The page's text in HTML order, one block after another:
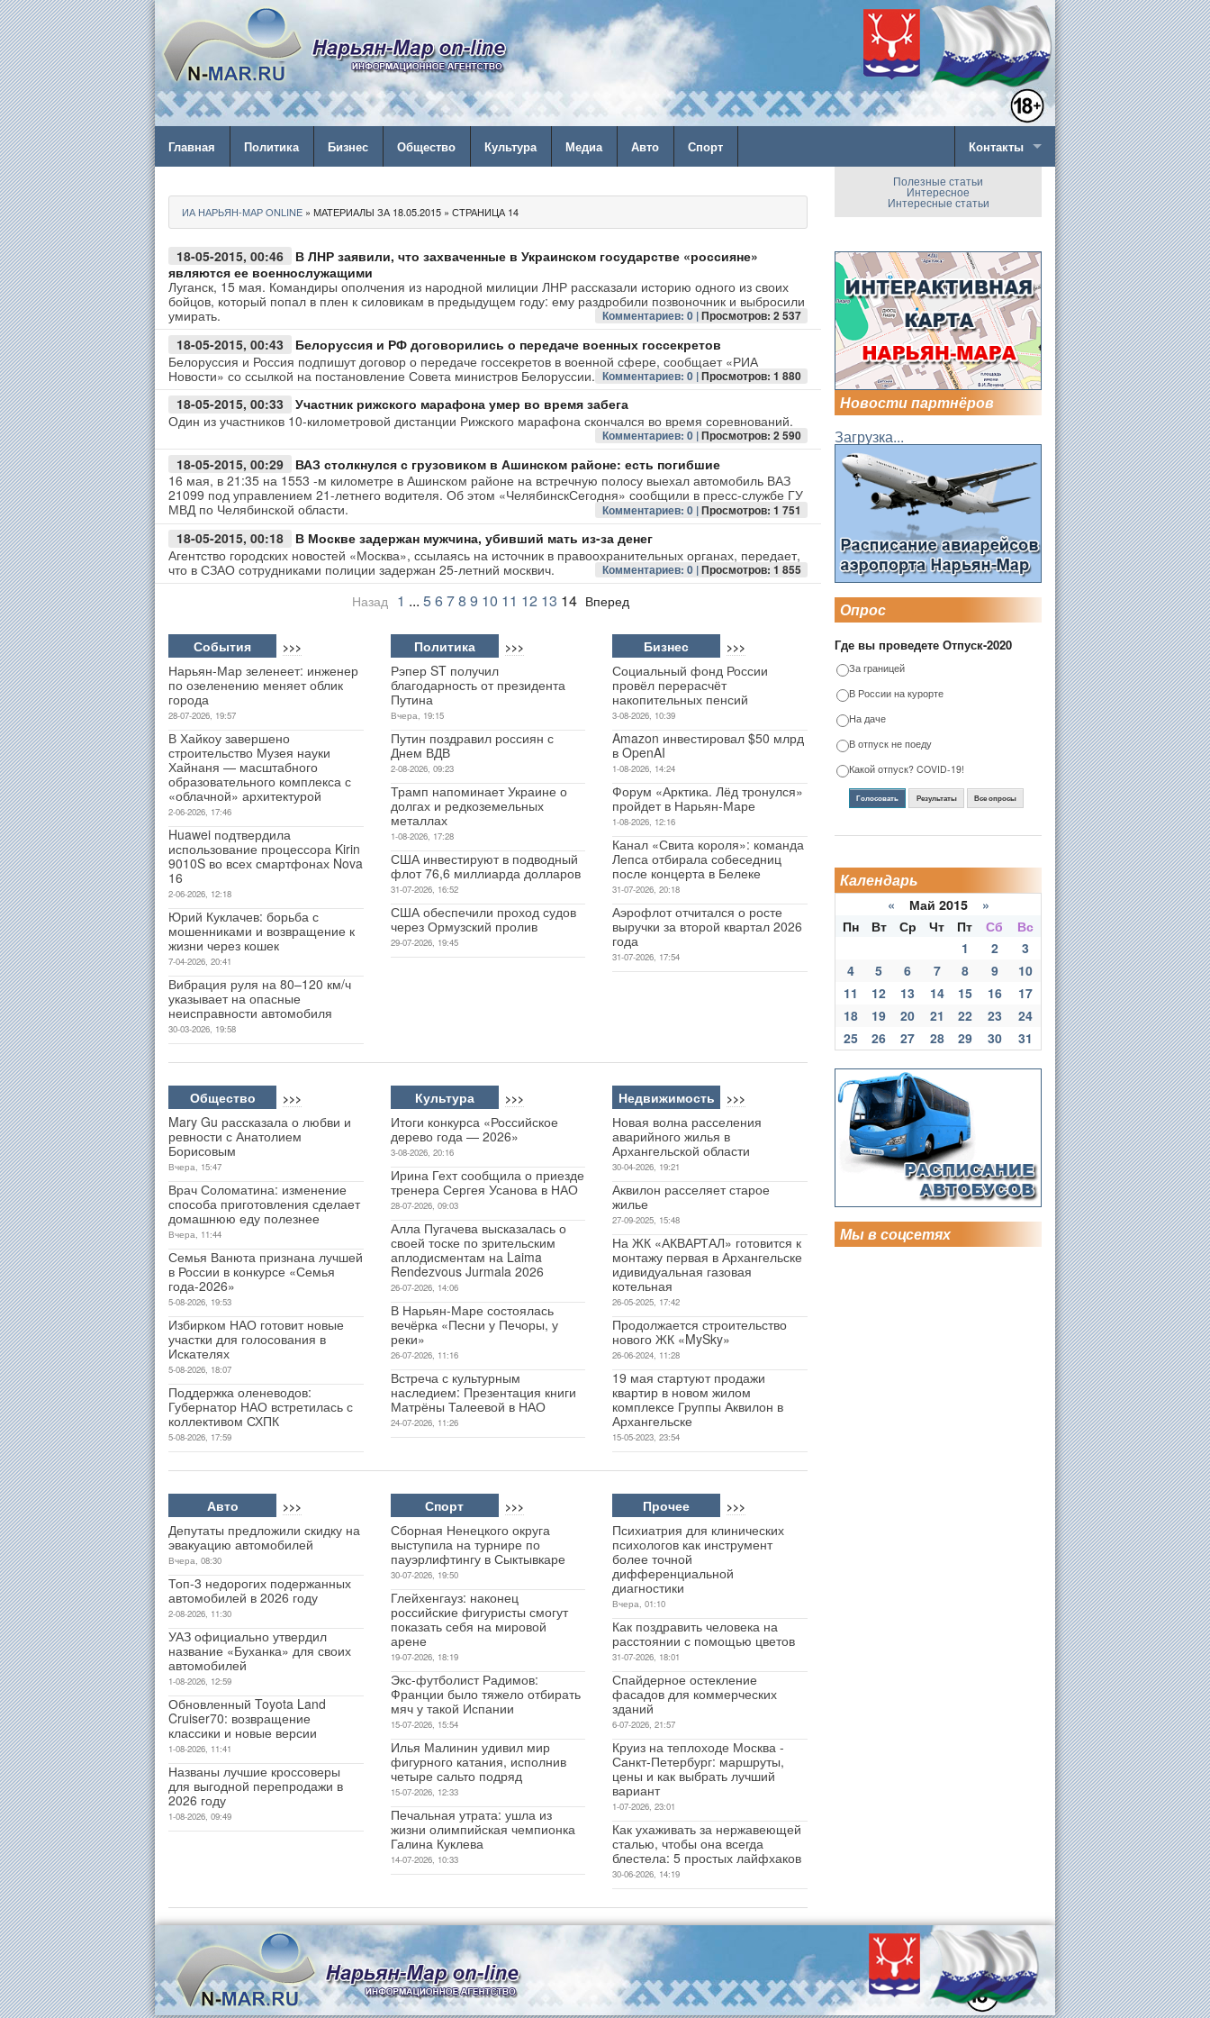
Главная Политика Бизнес Общество Культура Медиа Авто Спорт Контакты
ИА НАРЬЯН-МАР ONLINE » МАТЕРИАЛЫ ЗА 18.05.2015 » СТРАНИЦА 14
18-05-2015, 00:46
В ЛНР заявили, что захваченные в Украинском государстве «россияне»
являются ее военнослужащими
Луганск, 15 мая. Командиры ополчения из народной милиции ЛНР рассказали историю одного из своих
бойцов, который попал в плен к силовикам в предыдущем году: ему раздробили позвоночник и выбросили
умирать.
Комментариев: 0 |Просмотров: 2 537
18-05-2015, 00:43
Белоруссия и РФ договорились о передаче военных госсекретов
Белоруссия и Россия подпишут договор о передаче госсекретов в военной сфере, сообщает «РИА
Новости» со ссылкой на постановление Совета министров Белоруссии. Комментариев: 0 |Просмотров: 1 880
18-05-2015, 00:33
Участник рижского марафона умер во время забега
Один из участников 10-километровой дистанции Рижского марафона скончался во время соревнований.
Комментариев: 0 |Просмотров: 2 590
18-05-2015, 00:29
ВАЗ столкнулся с грузовиком в Ашинском районе: есть погибшие
16 мая, в 21:35 на 1553 -м километре в Ашинском районе на встречную полосу выехал автомобиль ВАЗ
21099 под управлением 21-летнего водителя. Об этом «ЧелябинскСегодня» сообщили в пресс-службе ГУ
МВД по Челябинской области.
Комментариев: 0 |Просмотров: 1 751
18-05-2015, 00:18
В Москве задержан мужчина, убивший мать из-за денег
Агентство городских новостей «Москва», ссылаясь на источник в правоохранительных органах, передает,
что в СЗАО сотрудниками полиции задержан 25-летний москвич.
Комментариев: 0 |Просмотров: 1 855
Назад 1 ... 5678 9 10 11 12 13 14 Вперед
События >>>
Нарьян-Мар зеленеет: инженер
по озеленению меняет облик
города
28-07-2026, 19:57
В Хайкоу завершено
строительство Музея науки
Хайнаня — масштабного
образовательного комплекса с
«облачной» архитектурой
2-06-2026, 17:46
Huawei подтвердила
использование процессора Kirin
9010S во всех смартфонах Nova
16
2-06-2026, 12:18
Юрий Куклачев: борьба с
мошенниками и возвращение к
жизни через кошек
7-04-2026, 20:41
Вибрация руля на 80–120 км/ч
указывает на опасные
неисправности автомобиля
30-03-2026, 19:58
Политика >>>
Рэпер ST получил
благодарность от президента
Путина
Вчера, 19:15
Путин поздравил россиян с
Днем ВДВ
2-08-2026, 09:23
Трамп напоминает Украине о
долгах и редкоземельных
металлах
1-08-2026, 17:28
США инвестируют в подводный
флот 76,6 миллиарда долларов
31-07-2026, 16:52
США обеспечили проход судов
через Ормузский пролив
29-07-2026, 19:45
Бизнес >>>
Социальный фонд России
провёл перерасчёт
накопительных пенсий
3-08-2026, 10:39
Amazon инвестировал $50 млрд
в OpenAI
1-08-2026, 14:24
Форум «Арктика. Лёд тронулся»
пройдет в Нарьян-Маре
1-08-2026, 12:16
Канал «Свита короля»: команда
Лепса отбирала собеседниц
после концерта в Белеке
31-07-2026, 20:18
Аэрофлот отчитался о росте
выручки за второй квартал 2026
года
31-07-2026, 17:54
Общество >>>
Mary Gu рассказала о любви и
ревности с Анатолием
Борисовым
Вчера, 15:47
Врач Соломатина: изменение
способа приготовления сделает
домашнюю еду полезнее
Вчера, 11:44
Семья Ванюта признана лучшей
в России в конкурсе «Семья
года-2026»
5-08-2026, 19:53
Избирком НАО готовит новые
участки для голосования в
Искателях
5-08-2026, 18:07
Поддержка оленеводов:
Губернатор НАО встретилась с
коллективом СХПК
5-08-2026, 17:59
Культура >>>
Итоги конкурса «Российское
дерево года — 2026»
3-08-2026, 20:16
Ирина Гехт сообщила о приезде
тренера Сергея Усанова в НАО
28-07-2026, 09:03
Алла Пугачева высказалась о
своей тоске по зрительским
аплодисментам на Laima
Rendezvous Jurmala 2026
26-07-2026, 14:06
В Нарьян-Маре состоялась
вечёрка «Песни у Печоры, у
реки»
26-07-2026, 11:16
Встреча с культурным
наследием: Презентация книги
Матрёны Талеевой в НАО
24-07-2026, 11:26
Недвижимость >>>
Новая волна расселения
аварийного жилья в
Архангельской области
30-04-2026, 19:21
Аквилон расселяет старое
жилье
27-09-2025, 15:48
На ЖК «АКВАРТАЛ» готовится к
монтажу первая в Архангельске
идивидуальная газовая
котельная
26-05-2025, 17:42
Продолжается строительство
нового ЖК «MySky»
26-06-2024, 11:28
19 мая стартуют продажи
квартир в новом жилом
комплексе Группы Аквилон в
Архангельске
15-05-2023, 23:54
Авто >>>
Депутаты предложили скидку на
эвакуацию автомобилей
Вчера, 08:30
Топ-3 недорогих подержанных
автомобилей в 2026 году
2-08-2026, 11:30
УАЗ официально утвердил
название «Буханка» для своих
автомобилей
1-08-2026, 12:59
Обновленный Toyota Land
Cruiser70: возвращение
классики и новые версии
1-08-2026, 11:41
Названы лучшие кроссоверы
для выгодной перепродажи в
2026 году
1-08-2026, 09:49
Спорт >>>
Сборная Ненецкого округа
выступила на турнире по
пауэрлифтингу в Сыктывкаре
30-07-2026, 19:50
Глейхенгауз: наконец
российские фигуристы смогут
показать себя на мировой
арене
19-07-2026, 18:19
Экс-футболист Радимов:
Франции было тяжело отбирать
мяч у такой Испании
15-07-2026, 15:54
Илья Малинин удивил мир
фигурного катания, исполнив
четыре сальто подряд
15-07-2026, 12:33
Печальная утрата: ушла из
жизни олимпийская чемпионка
Галина Куклева
14-07-2026, 10:33
Прочее >>>
Психиатрия для клинических
психологов как инструмент
более точной
дифференциальной
диагностики
Вчера, 01:10
Как поздравить человека на
расстоянии с помощью цветов
31-07-2026, 18:01
Спайдерное остекление
фасадов для коммерческих
зданий
6-07-2026, 21:57
Круиз на теплоходе Москва -
Санкт-Петербург: маршруты,
цены и как выбрать лучший
вариант
1-07-2026, 23:01
Как ухаживать за нержавеющей
сталью, чтобы она всегда
блестела: 5 простых лайфхаков
30-06-2026, 14:19
Полезные статьи
Интересное
Интересные статьи
Новости партнёров
Загрузка...
Опрос
Где вы проведете Отпуск-2020
За границей
В России на курорте
На даче
В отпуск не поеду
Какой отпуск? COVID-19!
Голосовать Результаты Все опросы
Календарь
« Май 2015 »
Пн
Вт Ср Чт Пт Сб
Вс
1
2
3
4
5 6 7 8 9
10
11
12 13 14 15 16
17
18
19 20 21 22 23
24
25
26 27 28 29 30 31
Мы в соцсетях